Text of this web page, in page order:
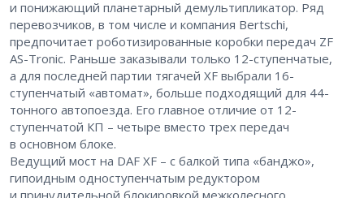
и понижающий планетарный демультипликатор. Ряд
перевозчиков, в том числе и компания Bertschi,
предпочитает роботизированные коробки передач ZF
AS-Tronic. Раньше заказывали только 12-ступенчатые,
а для последней партии тягачей XF выбрали 16-
ступенчатый «автомат», больше подходящий для 44-
тонного автопоезда. Его главное отличие от 12-
ступенчатой КП – ​четыре вместо трех передач
в основном блоке.
Ведущий мост на DAF XF – ​с балкой типа «банджо»,
гипоидным одноступенчатым редуктором